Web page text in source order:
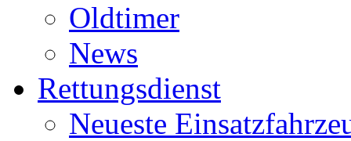
Oldtimer
News
Rettungsdienst
Neueste